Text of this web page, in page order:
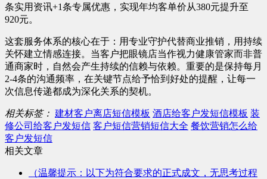
条实用资讯+1条专属优惠，实现年均客单价从380元提升至
920元。
这套服务体系的核心在于：用专业守护代替商业推销，用持续
关怀建立情感连接。当客户把眼镜店当作视力健康管家而非普
通商家时，自然会产生持续的信赖与依赖。重要的是保持每月
2-4条的沟通频率，在关键节点给予恰到好处的提醒，让每一
次信息传递都成为深化关系的契机。
相关标签： 建材客户离店短信模板 酒店给客户发短信模板 装
修公司给客户发短信 客户短信营销短信大全 餐饮营销怎么给
客户发短信
相关文章
（温馨提示：以下为符合要求的正式成文，无思考过程